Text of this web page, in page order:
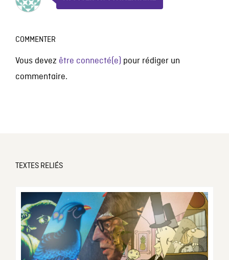
COMMENTER
Vous devez être connecté(e) pour rédiger un
commentaire.
TEXTES RELIÉS